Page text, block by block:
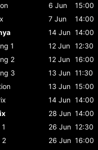
6 Jun
15:00
7 Jun
14:00
14 Jun 14:00
1 12 Jun 12:30
2 12 Jun 16:00
3 13 Jun 11:30
13 Jun 15:00
14 Jun 14:00
28 Jun 14:00
26 Jun 12:30
2 26 Jun 16:00